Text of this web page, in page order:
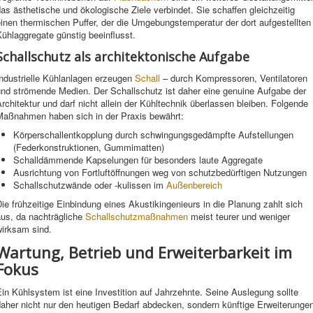
ästhetische und ökologische Ziele verbindet. Sie schaffen gleichzeitig
thermischen Puffer, der die Umgebungstemperatur der dort aufgestellten
günstig beeinflusst.
als architektonische Aufgabe
Kühlanlagen erzeugen Schall – durch Kompressoren, Ventilatoren
strömende Medien. Der Schallschutz ist daher eine genuine Aufgabe der
und darf nicht allein der Kühltechnik überlassen bleiben. Folgende
haben sich in der Praxis bewährt:
Körperschallentkopplung durch schwingungsgedämpfte Aufstellungen
(Federkonstruktionen, Gummimatten)
Schalldämmende Kapselungen für besonders laute Aggregate
Ausrichtung von Fortluftöffnungen weg von schutzbedürftigen Nutzungen
Schallschutzwände oder -kulissen im Außenbereich
frühzeitige Einbindung eines Akustikingenieurs in die Planung zahlt sich
da nachträgliche Schallschutzmaßnahmen meist teurer und weniger
sind.
Betrieb und Erweiterbarkeit im
Kühlsystem ist eine Investition auf Jahrzehnte. Seine Auslegung sollte
nicht nur den heutigen Bedarf abdecken, sondern künftige